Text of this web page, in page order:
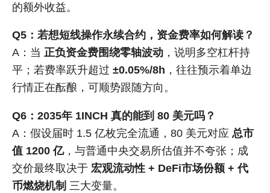
的额外收益。
Q5：若想短线操作永续合约，资金费率如何解读？
A：当 正负资金费围绕零轴波动 ，说明多空杠杆持
平；若费率跃升超过 ±0.05%/8h ，往往预示着单边
行情正在酝酿，可顺势跟随方向。
Q6：2035年 1INCH 真的能到 80 美元吗？
A：假设届时 1.5 亿枚完全流通，80 美元对应 总市
值 1200 亿，与普通中央交易所估值并不夸张；成
交价最终取决于 宏观流动性 + DeFi市场份额 + 代
币燃烧机制 三大变量。